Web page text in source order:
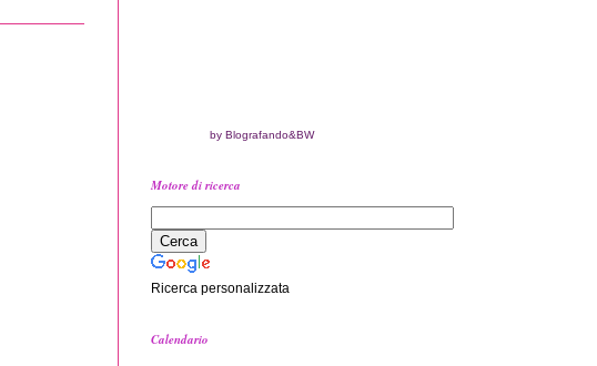
by Blografando&BW
Motore di ricerca
Ricerca personalizzata
Calendario